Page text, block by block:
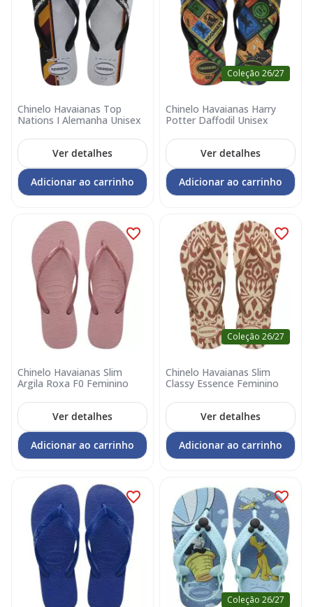
Chinelo Havaianas Top
Nations I Alemanha Unisex
Ver detalhes
Adicionar ao carrinho
Coleção 26/27
Chinelo Havaianas Harry
Potter Daffodil Unisex
Ver detalhes
Adicionar ao carrinho
Chinelo Havaianas Slim
Argila Roxa F0 Feminino
Ver detalhes
Adicionar ao carrinho
Coleção 26/27
Chinelo Havaianas Slim
Classy Essence Feminino
Ver detalhes
Adicionar ao carrinho
Coleção 26/27